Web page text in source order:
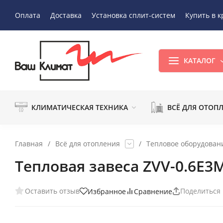
Оплата Доставка Установка сплит-систем Купить в
КАТАЛОГ
КЛИМАТИЧЕСКАЯ ТЕХНИКА ВСЁ ДЛЯ
Главная / Всё для отопления / Тепловое
Тепловая завеса ZVV-
Оставить отзыв Избранное Сравнение Поделиться